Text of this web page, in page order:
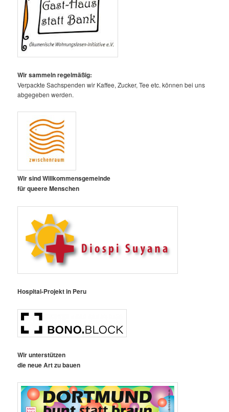
Wir sammeln regelmäßig:
Verpackte Sachspenden wir Kaffee, Zucker, Tee etc. können bei uns
abgegeben werden.
Wir sind Willkommensgemeinde
für queere Menschen
Hospital-Projekt in Peru
Wir unterstützen
die neue Art zu bauen